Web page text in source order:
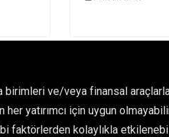
birimleri ve/veya finansal araçlarla
her yatırımcı için uygun
faktörlerden kolaylıkla